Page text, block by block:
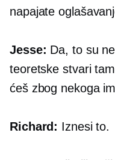
napajate
Jesse: Da, to su
teoretske stvari
ćeš zbog nekoga
Richard: Iznesi to.